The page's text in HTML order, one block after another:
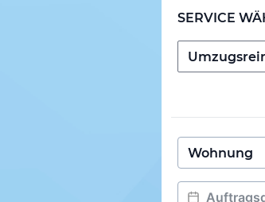
SERVICE